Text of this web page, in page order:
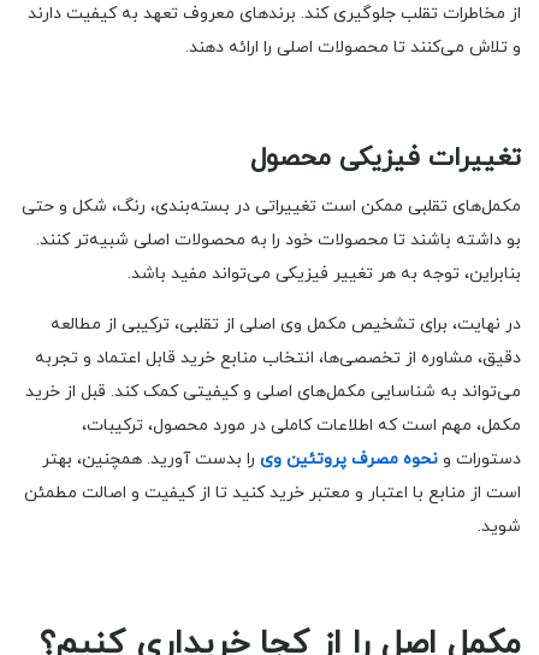
از مخاطرات تقلب جلوگیری کند. برندهای معروف تعهد به کیفیت دارند
و تلاش می‌کنند تا محصولات اصلی را ارائه دهند.
تغییرات فیزیکی محصول
مکمل‌های تقلبی ممکن است تغییراتی در بسته‌بندی، رنگ، شکل و حتی
بو داشته باشند تا محصولات خود را به محصولات اصلی شبیه‌تر کنند.
بنابراین، توجه به هر تغییر فیزیکی می‌تواند مفید باشد.
در نهایت، برای تشخیص مکمل وی اصلی از تقلبی، ترکیبی از مطالعه
دقیق، مشاوره از تخصصی‌ها، انتخاب منابع خرید قابل اعتماد و تجربه
می‌تواند به شناسایی مکمل‌های اصلی و کیفیتی کمک کند. قبل از خرید
مکمل، مهم است که اطلاعات کاملی در مورد محصول، ترکیبات،
دستورات و نحوه مصرف پروتئین وی را بدست آورید. همچنین، بهتر
است از منابع با اعتبار و معتبر خرید کنید تا از کیفیت و اصالت مطمئن
شوید.
مکمل اصل را از کجا خریداری کنیم؟